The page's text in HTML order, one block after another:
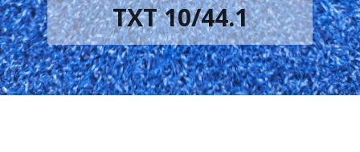
TXT 10/44.1